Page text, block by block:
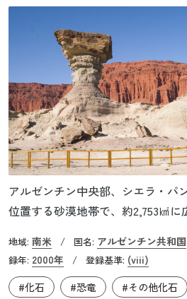
アルゼンチン中央部、シエラ・パ
位置する砂漠地帯で、約2,753㎢に
のタランパヤ国立公園には、三畳
億800万年前）の大陸化石記録の中
されています。公園内の6つの地層
地域: 南米 / 国名: アルゼンチン共和国
録年: 2000年 / 登録基準: (viii)
#化石
#恐竜 #その他化石